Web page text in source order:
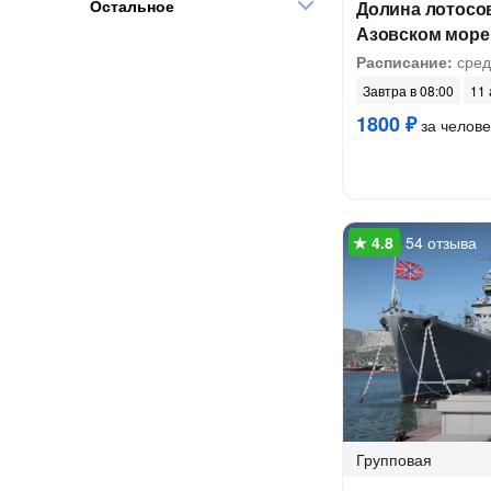
Долина
Азовском море
Расписание:
Завтра в 08:00 11
1800 ₽за
54 отзыва
Групповая
Остальное